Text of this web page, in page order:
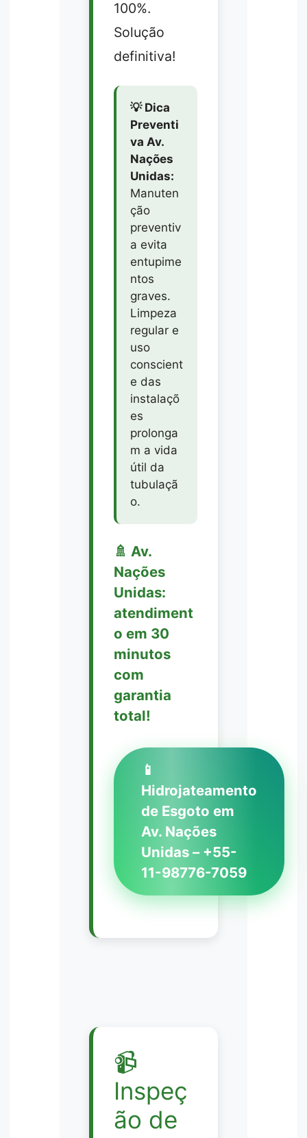
100%.
Solução
definitiva!
💡 Dica
Preventi
va Av.
Nações
Unidas:
Manuten
ção
preventiv
a evita
entupime
ntos
graves.
Limpeza
regular e
uso
conscient
e das
instalaçõ
es
prolonga
m a vida
útil da
tubulaçã
o.
🚿 Av.
Nações
Unidas:
atendiment
o em 30
minutos
com
garantia
total!
📱
Hidrojateamento
de Esgoto em
Av. Nações
Unidas – +55-
11-98776-7059
📹
Inspeç
ão de